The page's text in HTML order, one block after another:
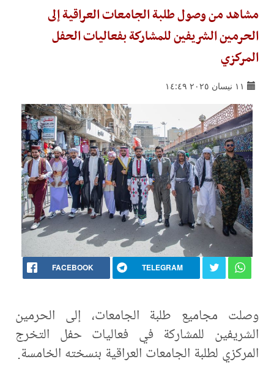
مشاهد من وصول طلبة الجامعات العراقية إلى
الحرمين الشريفين للمشاركة بفعاليات الحفل
المركزي
١١ نيسان ٢٠٢٥ ١٤:٤٩
FACEBOOK TELEGRAM
وصلت مجاميع طلبة الجامعات، إلى الحرمين
الشريفين للمشاركة في فعاليات حفل التخرج
المركزي لطلبة الجامعات العراقية بنسخته الخامسة.